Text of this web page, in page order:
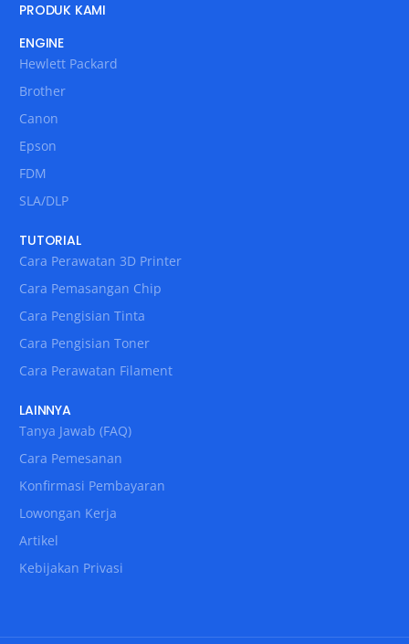
PRODUK KAMI
ENGINE
Hewlett Packard
Brother
Canon
Epson
FDM
SLA/DLP
TUTORIAL
Cara Perawatan 3D Printer
Cara Pemasangan Chip
Cara Pengisian Tinta
Cara Pengisian Toner
Cara Perawatan Filament
LAINNYA
Tanya Jawab (FAQ)
Cara Pemesanan
Konfirmasi Pembayaran
Lowongan Kerja
Artikel
Kebijakan Privasi